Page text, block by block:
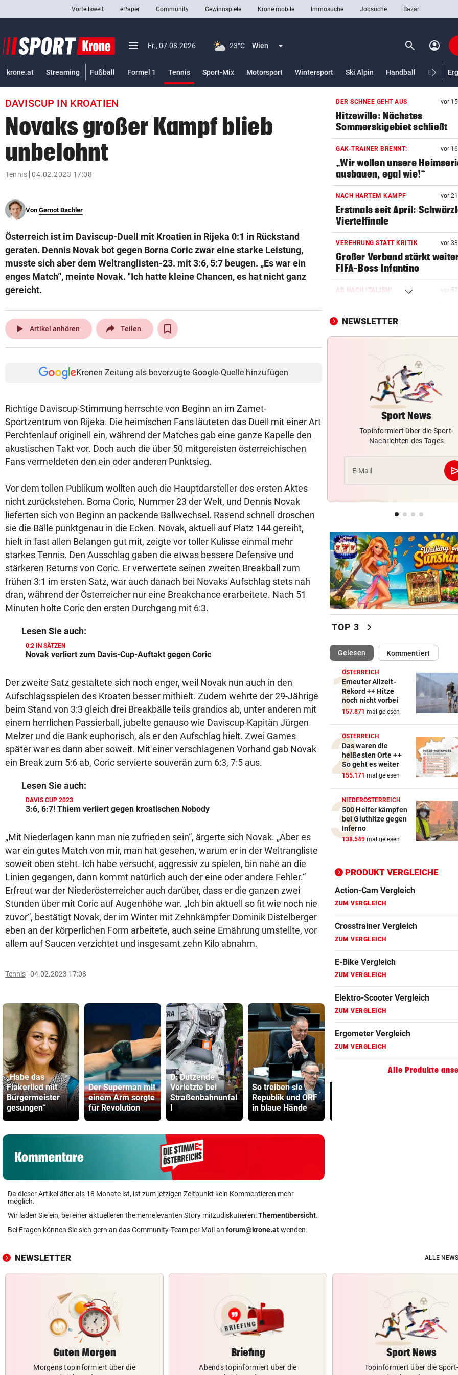
closeSchließen
Abonnieren
arrow_right
pin_drop
bookmark
search
Suchbegriff
© Krone Multimedia GmbH & Co KG 2026
Muthgasse 2, 1190 Wien
Vorteilswelt ePaper Community Gewinnspiele Krone mobile Immosuche Jobsuche Bazar
menu Menü aufklappen
Fr., 07.08.2026 23°C Wien Menü aufklappen search Suchen
account_circle
krone.at Streaming Fußball Formel 1 Tennis
Sport-Mix
Motorsport Wintersport Ski Alpin Handball
DAVISCUP IN KROATIEN
Novaks großer Kampf blieb
unbelohnt
Tennis 04.02.2023 17:08
Von Gernot Bachler
Österreich ist im Daviscup-Duell mit Kroatien in Rijeka 0:1 in Rückstand
geraten. Dennis Novak bot gegen Borna Coric zwar eine starke Leistung,
musste sich aber dem Weltranglisten-23. mit 3:6, 5:7 beugen. „Es war ein
enges Match“, meinte Novak. "Ich hatte kleine Chancen, es hat nicht ganz
gereicht.
play_arrow Artikel anhören Teilen
Kronen Zeitung als bevorzugte Google-Quelle hinzufügen
Richtige Daviscup-Stimmung herrschte von Beginn an im Zamet-
Sportzentrum von Rijeka. Die heimischen Fans läuteten das Duell mit einer Art
Perchtenlauf originell ein, während der Matches gab eine ganze Kapelle den
akustischen Takt vor. Doch auch die über 50 mitgereisten österreichischen
Fans vermeldeten den ein oder anderen Punktsieg.
Vor dem tollen Publikum wollten auch die Hauptdarsteller des ersten Aktes
nicht zurückstehen. Borna Coric, Nummer 23 der Welt, und Dennis Novak
lieferten sich von Beginn an packende Ballwechsel. Rasend schnell droschen
sie die Bälle punktgenau in die Ecken. Novak, aktuell auf Platz 144 gereiht,
hielt in fast allen Belangen gut mit, zeigte vor toller Kulisse einmal mehr
starkes Tennis. Den Ausschlag gaben die etwas bessere Defensive und
stärkeren Returns von Coric. Er verwertete seinen zweiten Breakball zum
frühen 3:1 im ersten Satz, war auch danach bei Novaks Aufschlag stets nah
dran, während der Österreicher nur eine Breakchance erarbeitete. Nach 51
Minuten holte Coric den ersten Durchgang mit 6:3.
Lesen Sie auch:
0:2 IN SÄTZEN
Novak verliert zum Davis-Cup-Auftakt gegen Coric
Der zweite Satz gestaltete sich noch enger, weil Novak nun auch in den
Aufschlagsspielen des Kroaten besser mithielt. Zudem wehrte der 29-Jährige
beim Stand von 3:3 gleich drei Breakbälle teils grandios ab, unter anderen mit
einem herrlichen Passierball, jubelte genauso wie Daviscup-Kapitän Jürgen
Melzer und die Bank euphorisch, als er den Aufschlag hielt. Zwei Games
später war es dann aber soweit. Mit einer verschlagenen Vorhand gab Novak
ein Break zum 5:6 ab, Coric servierte souverän zum 6:3, 7:5 aus.
Lesen Sie auch:
DAVIS CUP 2023
3:6, 6:7! Thiem verliert gegen kroatischen Nobody
„Mit Niederlagen kann man nie zufrieden sein“, ärgerte sich Novak. „Aber es
war ein gutes Match von mir, man hat gesehen, warum er in der Weltrangliste
soweit oben steht. Ich habe versucht, aggressiv zu spielen, bin nahe an die
Linien gegangen, dann kommt natürlich auch der eine oder andere Fehler.“
Erfreut war der Niederösterreicher auch darüber, dass er die ganzen zwei
Stunden über mit Coric auf Augenhöhe war. „Ich bin aktuell so fit wie noch nie
zuvor“, bestätigt Novak, der im Winter mit Zehnkämpfer Dominik Distelberger
eben an der körperlichen Form arbeitete, auch seine Ernährung umstellte, vor
allem auf Saucen verzichtet und insgesamt zehn Kilo abnahm.
Tennis 04.02.2023 17:08
„Habe das
Fiakerlied mit
Bürgermeister
gesungen“
Der Superman mit
einem Arm sorgte
für Revolution
D: Dutzende
Verletzte bei
Straßenbahnunfal
l
So treiben sie
Republik und ORF
in blaue Hände
Da dieser Artikel älter als 18 Monate ist, ist zum jetzigen Zeitpunkt kein Kommentieren mehr
möglich.
Wir laden Sie ein, bei einer aktuelleren themenrelevanten Story mitzudiskutieren:Themenübersicht.
Bei Fragen können Sie sich gern an das Community-Team per Mail an forum@krone.atwenden.
DER SCHNEE GEHT AUS vor
Hitzewille: Nächstes
Sommerskigebiet schließt
GAK-TRAINER BRENNT: vor
„Wir wollen unsere
ausbauen, egal wie!“
NACH HARTEM KAMPF vor
Erstmals seit April:
Viertelfinale
VEREHRUNG STATT KRITIK vor
Großer Verband stärkt
FIFA-Boss Infantino
AB NACH ITALIEN! vor
vermeldet Abgang
LANGER EUROPACUPABEND
und große Sorgen
GROSSE AUFREGUNG
Brandgefahr? Hitze löst vor
Störfeuer aus
HOCKEYCRACKS IM SOMMER
Klassek ist der Jannik Sinner
Tennis-Unterhaus
Austria-Kapitän
„Ich versuche bewusst,
darum zu machen“
NEWSLETTER
Sport News
Topinformiert über die Sport-
Nachrichten des Tages
E-Mail
TOP 3 chevron_right
Gelesen(ausgewählt)Kommentiert
ÖSTERREICH
Erneuter Allzeit-
Rekord ++ Hitze
noch nicht vorbei
157.871 mal gelesen
ÖSTERREICH
Das waren die
heißesten Orte ++
So geht es weiter
155.171 mal gelesen
NIEDERÖSTERREICH
500 Helfer kämpfen
bei Gluthitze gegen
Inferno
138.549 mal gelesen
PRODUKT VERGLEICHE
Action-Cam Vergleich
ZUM VERGLEICH
Crosstrainer Vergleich
ZUM VERGLEICH
ZUM VERGLEICH
Elektro-Scooter Vergleich
ZUM VERGLEICH
ZUM VERGLEICH
Fahrrad Test
ZUM VERGLEICH
Fahrradanhänger Vergleich
ZUM VERGLEICH
Faszienrolle Vergleich
ZUM VERGLEICH
Hoverboard Vergleich
ZUM VERGLEICH
Kinderfahrrad Vergleich
ZUM VERGLEICH
Alle Produkte
NEWSLETTER ALLE
Guten Morgen
Morgens topinformiert über die
Briefing
Abends topinformiert über die
Sport News
Topinformiert über die Sport-